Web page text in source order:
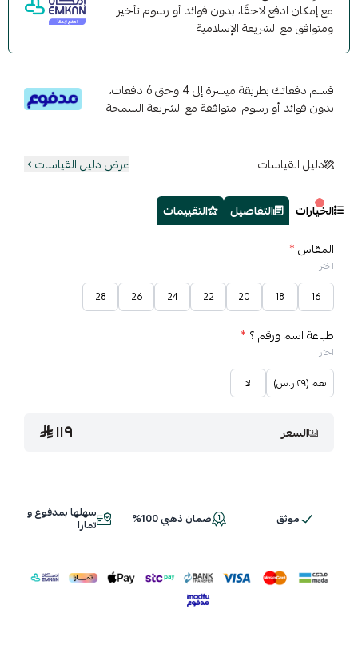
مع إمكان ادفع لاحقًا، بدون فوائد أو رسوم تأخير
ومتوافق مع الشريعة الإسلامية
قسم دفعاتك بطريقة ميسرة إلى 4 وحتى 6 دفعات،
بدون فوائد أو رسوم. متوافقة مع الشريعة السمحة
دليل القياسات عرض دليل القياسات
الخيارات التفاصيل
التقييمات
المقاس*
اختر
16
18
20
22
24
26
28
طباعة اسم ورقم ؟ *
اختر
نعم (٢٩ ر.س) لا
السعر ١١٩
موثق ضمان ذهبي 100% سهلها بمدفوع و
تمارا